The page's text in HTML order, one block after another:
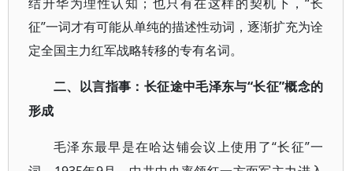
征”一词才有可能从单纯的描述性动词，逐渐扩充为诠
定全国主力红军战略转移的专有名词。
二、以言指事：长征途中毛泽东与“长征”概念的
形成
毛泽东最早是在哈达铺会议上使用了“长征”一